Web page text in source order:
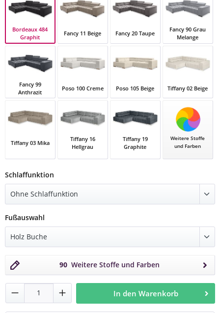
Bordeaux 484
Graphit
Bordeaux 484 Graphit
Fancy 11 Beige
Fancy 11 Beige
Fancy 20 Taupe
Fancy 20 Taupe
Fancy 90 Grau
Melange
Fancy 90 Grau
Fancy 99
Anthrazit
Fancy 99 Anthrazit
Poso 100 Creme
Poso 100 Creme
Poso 105 Beige
Poso 105 Beige
Tiffany 02 Beige
Tiffany 02 Beige
Tiffany 03 Mika
Tiffany 16
Hellgrau
Tiffany 19
Graphite
Weitere Stoffe
und Farben
Schlaffunktion
Fußauswahl
90 Weitere Stoffe und Farben
Produkt Anzahl: Gib den gewünschten
In den Warenkorb